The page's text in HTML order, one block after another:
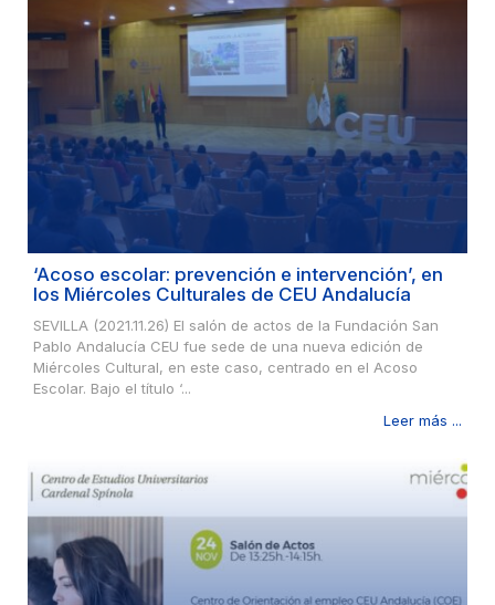
‘Acoso escolar: prevención e intervención’, en
los Miércoles Culturales de CEU Andalucía
SEVILLA (2021.11.26) El salón de actos de la Fundación San
Pablo Andalucía CEU fue sede de una nueva edición de
Miércoles Cultural, en este caso, centrado en el Acoso
Escolar. Bajo el título ‘...
Leer más ...